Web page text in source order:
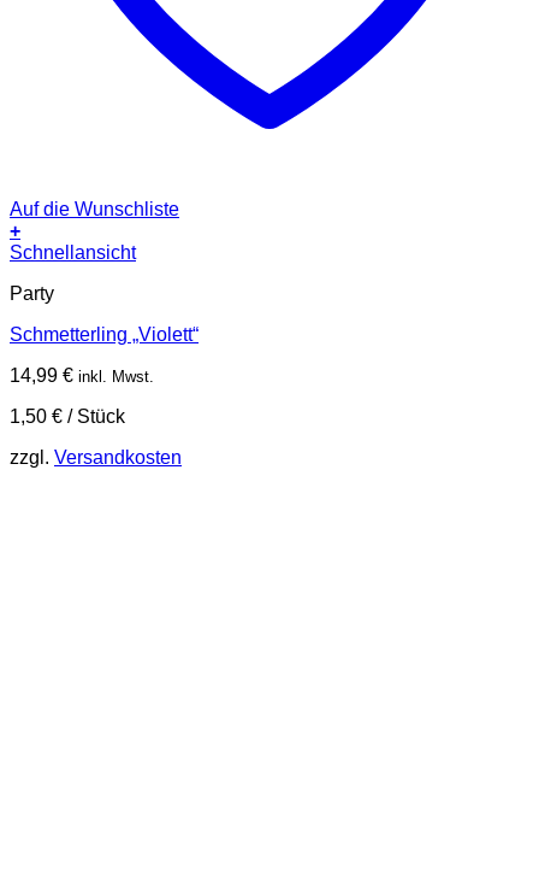
Auf die Wunschliste
+
Schnellansicht
Party
Schmetterling „Violett“
14,99 € inkl. Mwst.
1,50 € / Stück
zzgl. Versandkosten